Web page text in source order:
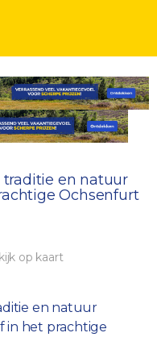
traditie en natuur
Ochsenfurt
op kaart
en natuur
in het prachtige